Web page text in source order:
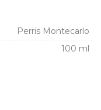
Perris Montecarlo
100 ml